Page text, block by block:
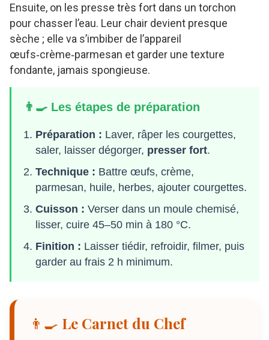
Ensuite, on les presse très fort dans un torchon
pour chasser l’eau. Leur chair devient presque
sèche ; elle va s’imbiber de l’appareil
œufs‑crème‑parmesan et garder une texture
fondante, jamais spongieuse.
👨‍🍳 Les étapes de préparation
Préparation : Laver, râper les courgettes,
saler, laisser dégorger, presser fort.
Technique : Battre œufs, crème,
parmesan, huile, herbes, ajouter courgettes.
Cuisson : Verser dans un moule chemisé,
lisser, cuire 45–50 min à 180 °C.
Finition : Laisser tiédir, refroidir, filmer, puis
garder au frais 2 h minimum.
👨‍🍳 Le Carnet du Chef